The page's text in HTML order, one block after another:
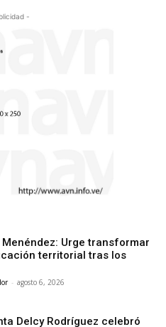
-
Urge transformar
territorial tras los
- agosto 6, 2026
Delcy Rodríguez celebró